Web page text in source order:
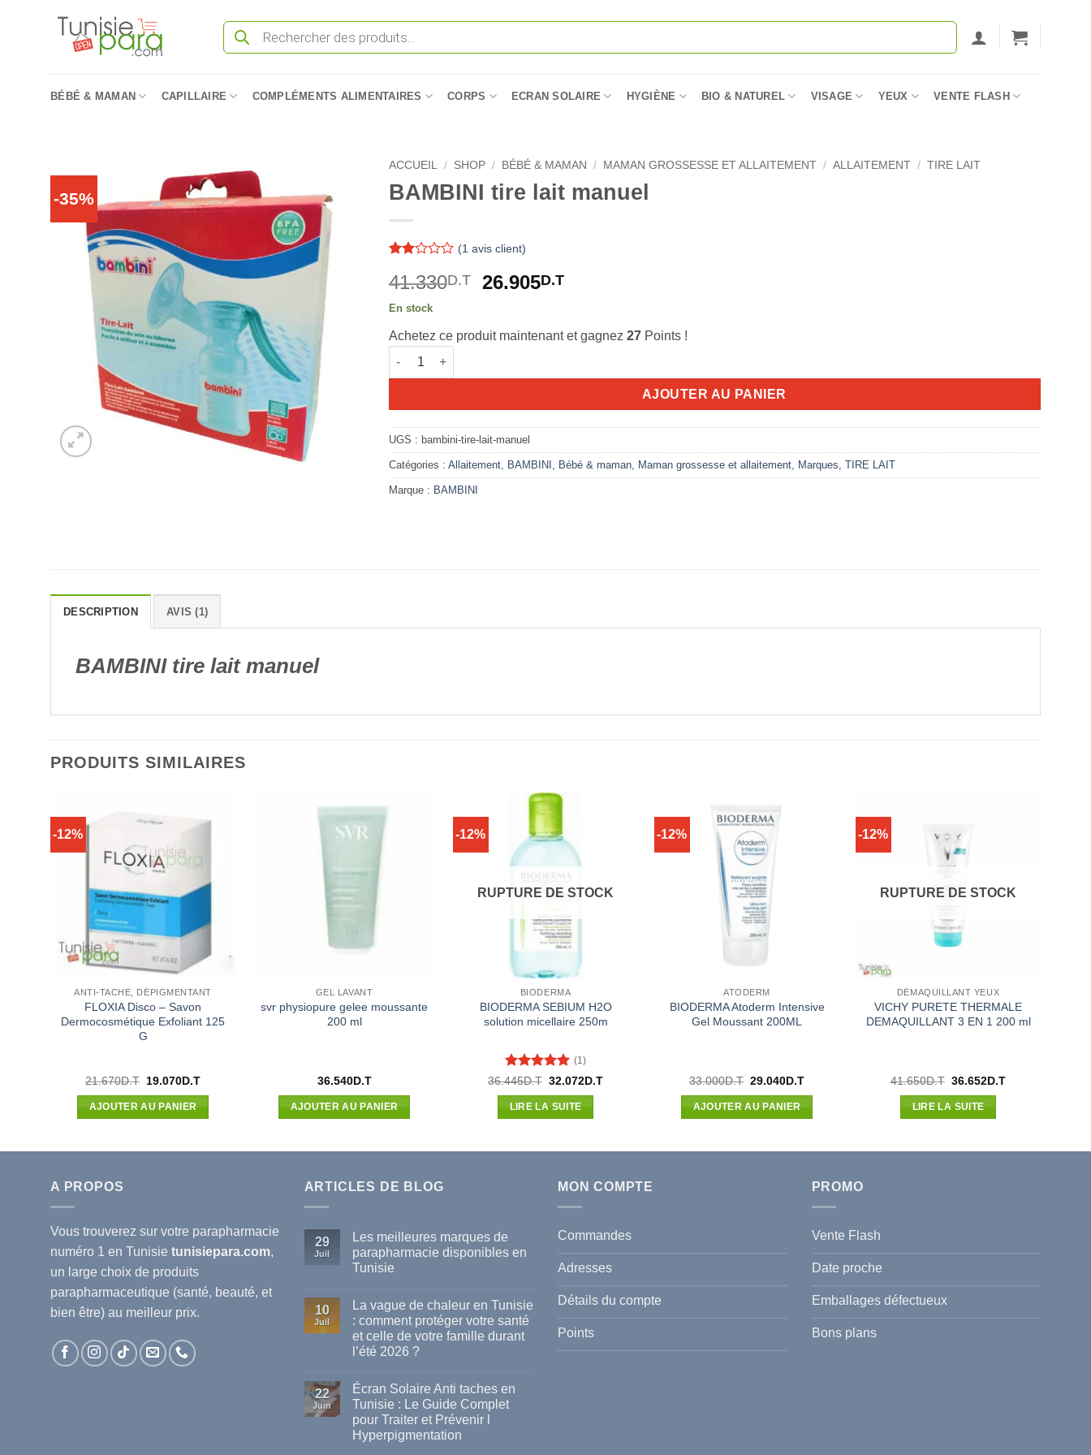
Recherche
produits
BÉBÉ & MAMAN CAPILLAIRE COMPLÉMENTS ALIMENTAIRES CORPS ECRAN SOLAIRE HYGIÈNE BIO & NATUREL VISAGE YEUX VENTE FLASH
-35%
ACCUEIL / SHOP / BÉBÉ & MAMAN / MAMAN GROSSESSE ET ALLAITEMENT / ALLAITEMENT / TIRE LAIT
BAMBINI tire lait manuel
2
sur
5
sur
notation
(1 avis client)
41.330D.T
Le
était :
26.905D.TLe
est :
En stock
Achetez ce produit maintenant et gagnez 27Points !
quantité de BAMBINI tire lait manuel
AJOUTER AU PANIER
UGS : bambini-tire-lait-manuel
Catégories : Allaitement, BAMBINI Bébé & maman, Maman grossesse et allaitement, Marques TIRE LAIT
Marque : BAMBINI
DESCRIPTION AVIS (1)
BAMBINI tire lait manuel
PRODUITS SIMILAIRES
-12%
ANTI-TACHE, DÉPIGMENTANT
FLOXIA Disco – Savon
Dermocosmétique Exfoliant 125
G
21.670D.T Le
initial
était :
19.070D.TLe
AJOUTER AU PANIER
GEL LAVANT
svr physiopure gelee moussante
200 ml
36.540D.T
AJOUTER AU PANIER
-12%
RUPTURE DE STOCK
BIODERMA
BIODERMA SEBIUM H2O
solution micellaire 250m
Note5 sur
(1)
36.445D.T Le
initial
était :
32.072D.TLe
LIRE LA SUITE
-12%
ATODERM
BIODERMA Atoderm Intensive
Gel Moussant 200ML
33.000D.T Le
initial
était :
29.040D.TLe
AJOUTER AU PANIER
-12%
RUPTURE DE STOCK
DÉMAQUILLANT YEUX
VICHY PURETE THERMALE
DEMAQUILLANT 3 EN 1 200 ml
41.650D.T Le
initial
était :
36.652D.TLe
LIRE LA SUITE
A PROPOS
Vous trouverez sur votre parapharmacie
numéro 1 en Tunisie tunisiepara.com,
un large choix de produits
parapharmaceutique (santé, beauté, et
bien être) au meilleur prix.
ARTICLES DE BLOG
29
Juil
Les meilleures marques de
parapharmacie disponibles en
Tunisie
sur
meilleures
marques
de
parapharmacie
Tunisie
10
Juil
La vague de chaleur en Tunisie
: comment protéger votre santé
et celle de votre famille durant
l’été 2026 ?
sur
La
vague
de
chaleur
en
22
Juin
Écran Solaire Anti taches en
Tunisie : Le Guide Complet
pour Traiter et Prévenir l
Hyperpigmentation
MON COMPTE
Commandes
Adresses
Détails du compte
Points
PROMO
Vente Flash
Date proche
Emballages défectueux
Bons plans